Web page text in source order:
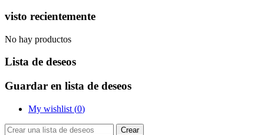
visto recientemente
No hay productos
Lista de deseos
Guardar en lista de deseos
My wishlist (0)
Crear